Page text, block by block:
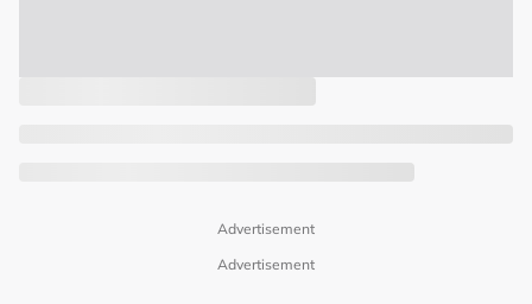
Advertisement
Advertisement